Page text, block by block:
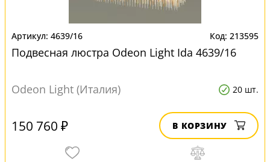
4639/16 213595
Подвесная люстра Odeon Light Ida 4639/16
Odeon Light (Италия) 20 шт.
150 760 ₽ В КОРЗИНУ